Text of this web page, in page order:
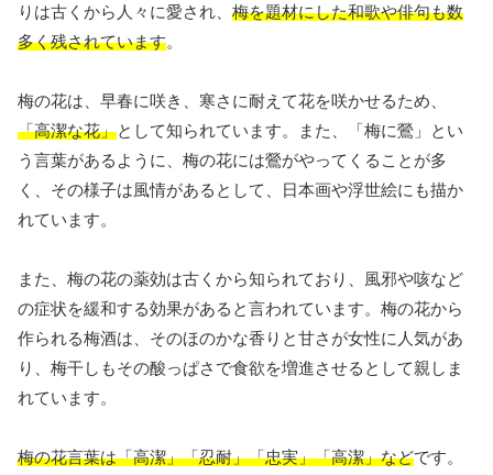
りは古くから人々に愛され、 梅を題材にした和歌や俳句も数
多く残されています。
梅の花は、早春に咲き、寒さに耐えて花を咲かせるため、
「高潔な花」として知られています。また、「梅に鶯」とい
う言葉があるように、梅の花には鶯がやってくることが多
く、その様子は風情があるとして、日本画や浮世絵にも描か
れています。
また、梅の花の薬効は古くから知られており、風邪や咳など
の症状を緩和する効果があると言われています。梅の花から
作られる梅酒は、そのほのかな香りと甘さが女性に人気があ
り、梅干しもその酸っぱさで食欲を増進させるとして親しま
れています。
梅の花言葉は「高潔」「忍耐」「忠実」「高潔」などです。